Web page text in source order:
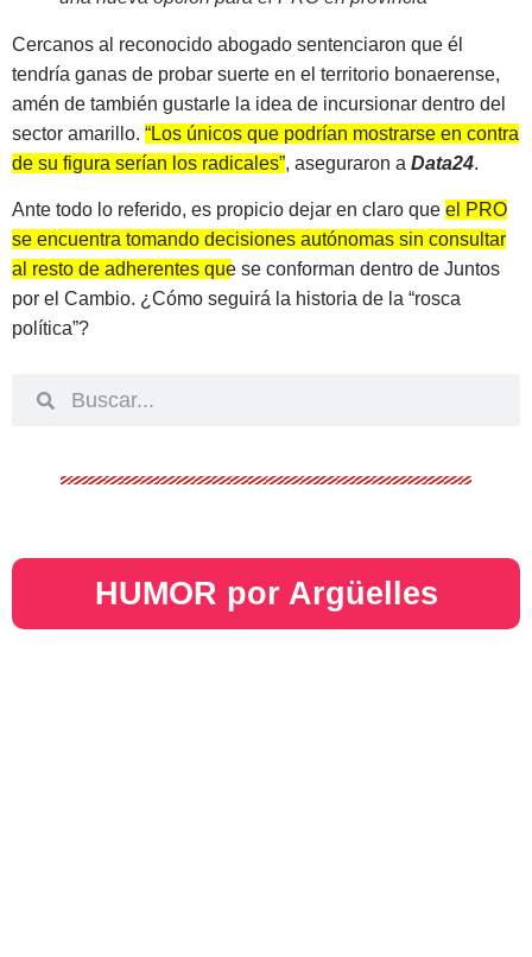
Cercanos al reconocido abogado sentenciaron que él
tendría ganas de probar suerte en el territorio bonaerense,
amén de también gustarle la idea de incursionar dentro del
sector amarillo. “Los únicos que podrían mostrarse en contra
de su figura serían los radicales”, aseguraron a Data24.
Ante todo lo referido, es propicio dejar en claro que el PRO
se encuentra tomando decisiones autónomas sin consultar
al resto de adherentes que se conforman dentro de Juntos
por el Cambio. ¿Cómo seguirá la historia de la “rosca
política”?
HUMOR por Argüelles​